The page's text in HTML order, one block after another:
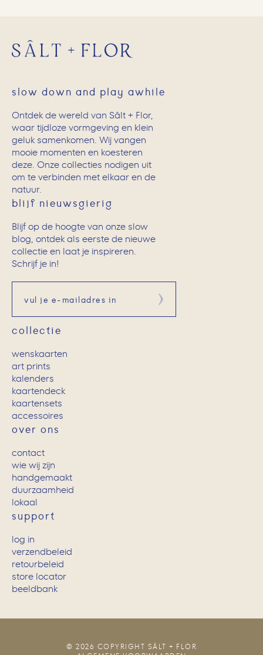
slow down and play awhile
Ontdek de wereld van Sâlt + Flor,
waar tijdloze vormgeving en klein
geluk samenkomen. Wij vangen
mooie momenten en koesteren
deze. Onze collecties nodigen uit
om te verbinden met elkaar en de
natuur.
blijf nieuwsgierig
Blijf op de hoogte van onze slow
blog, ontdek als eerste de nieuwe
collectie en laat je inspireren.
Schrijf je in!
Aanmelden
collectie
wenskaarten
art prints
kalenders
kaartendeck
kaartensets
accessoires
over ons
contact
wie wij zijn
handgemaakt
duurzaamheid
lokaal
support
log in
verzendbeleid
retourbeleid
store locator
beeldbank
© 2026 COPYRIGHT SÂLT + FLOR